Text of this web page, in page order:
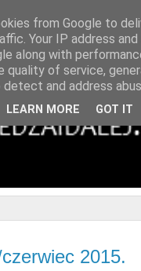
2015.
from Google to
Your IP address
along with
quality of service,
and address
LEARN MORE GOT IT